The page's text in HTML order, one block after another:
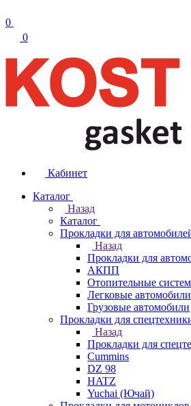
0
0
Кабинет
Каталог
Назад
Каталог
Прокладки для
Назад
Прокладки для
АКПП
Отопительные
Легковые автомобили
Грузовые автомобили
Прокладки для
Назад
Прокладки для
Cummins
DZ 98
HATZ
Yuchai (Ючай)